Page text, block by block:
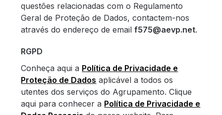
questões relacionadas com o Regulamento
Geral de Proteção de Dados, contactem-nos
através do endereço de emailf575@aevp.net.
RGPD
Conheça aqui a Política de Privacidade e
Proteção de Dados aplicável a todos os
utentes dos serviços do Agrupamento. Clique
aqui para conhecer a Política de Privacidade e